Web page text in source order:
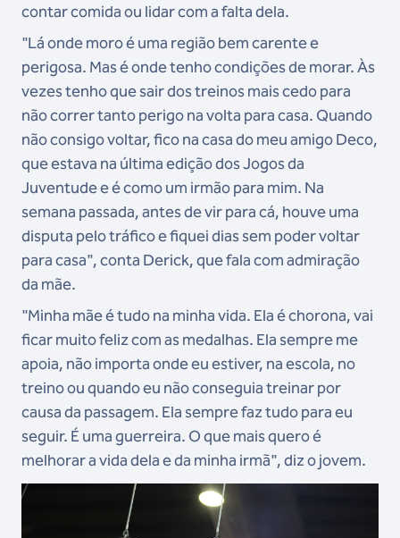
contar comida ou lidar com a falta dela.
"Lá onde moro é uma região bem carente e
perigosa. Mas é onde tenho condições de morar. Às
vezes tenho que sair dos treinos mais cedo para
não correr tanto perigo na volta para casa. Quando
não consigo voltar, fico na casa do meu amigo Deco,
que estava na última edição dos Jogos da
Juventude e é como um irmão para mim. Na
semana passada, antes de vir para cá, houve uma
disputa pelo tráfico e fiquei dias sem poder voltar
para casa", conta Derick, que fala com admiração
da mãe.
"Minha mãe é tudo na minha vida. Ela é chorona, vai
ficar muito feliz com as medalhas. Ela sempre me
apoia, não importa onde eu estiver, na escola, no
treino ou quando eu não conseguia treinar por
causa da passagem. Ela sempre faz tudo para eu
seguir. É uma guerreira. O que mais quero é
melhorar a vida dela e da minha irmã", diz o jovem.